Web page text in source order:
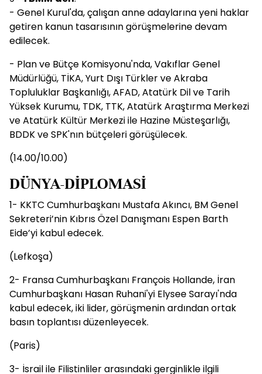
- Genel Kurul'da, çalışan anne adaylarına yeni haklar
getiren kanun tasarısının görüşmelerine devam
edilecek.
- Plan ve Bütçe Komisyonu'nda, Vakıflar Genel
Müdürlüğü, TİKA, Yurt Dışı Türkler ve Akraba
Topluluklar Başkanlığı, AFAD, Atatürk Dil ve Tarih
Yüksek Kurumu, TDK, TTK, Atatürk Araştırma Merkezi
ve Atatürk Kültür Merkezi ile Hazine Müsteşarlığı,
BDDK ve SPK'nın bütçeleri görüşülecek.
(14.00/10.00)
DÜNYA-DİPLOMASİ
1- KKTC Cumhurbaşkanı Mustafa Akıncı, BM Genel
Sekreteri’nin Kıbrıs Özel Danışmanı Espen Barth
Eide’yi kabul edecek.
(Lefkoşa)
2- Fransa Cumhurbaşkanı François Hollande, İran
Cumhurbaşkanı Hasan Ruhani'yi Elysee Sarayı'nda
kabul edecek, iki lider, görüşmenin ardından ortak
basın toplantısı düzenleyecek.
(Paris)
3- İsrail ile Filistinliler arasındaki gerginlikle ilgili